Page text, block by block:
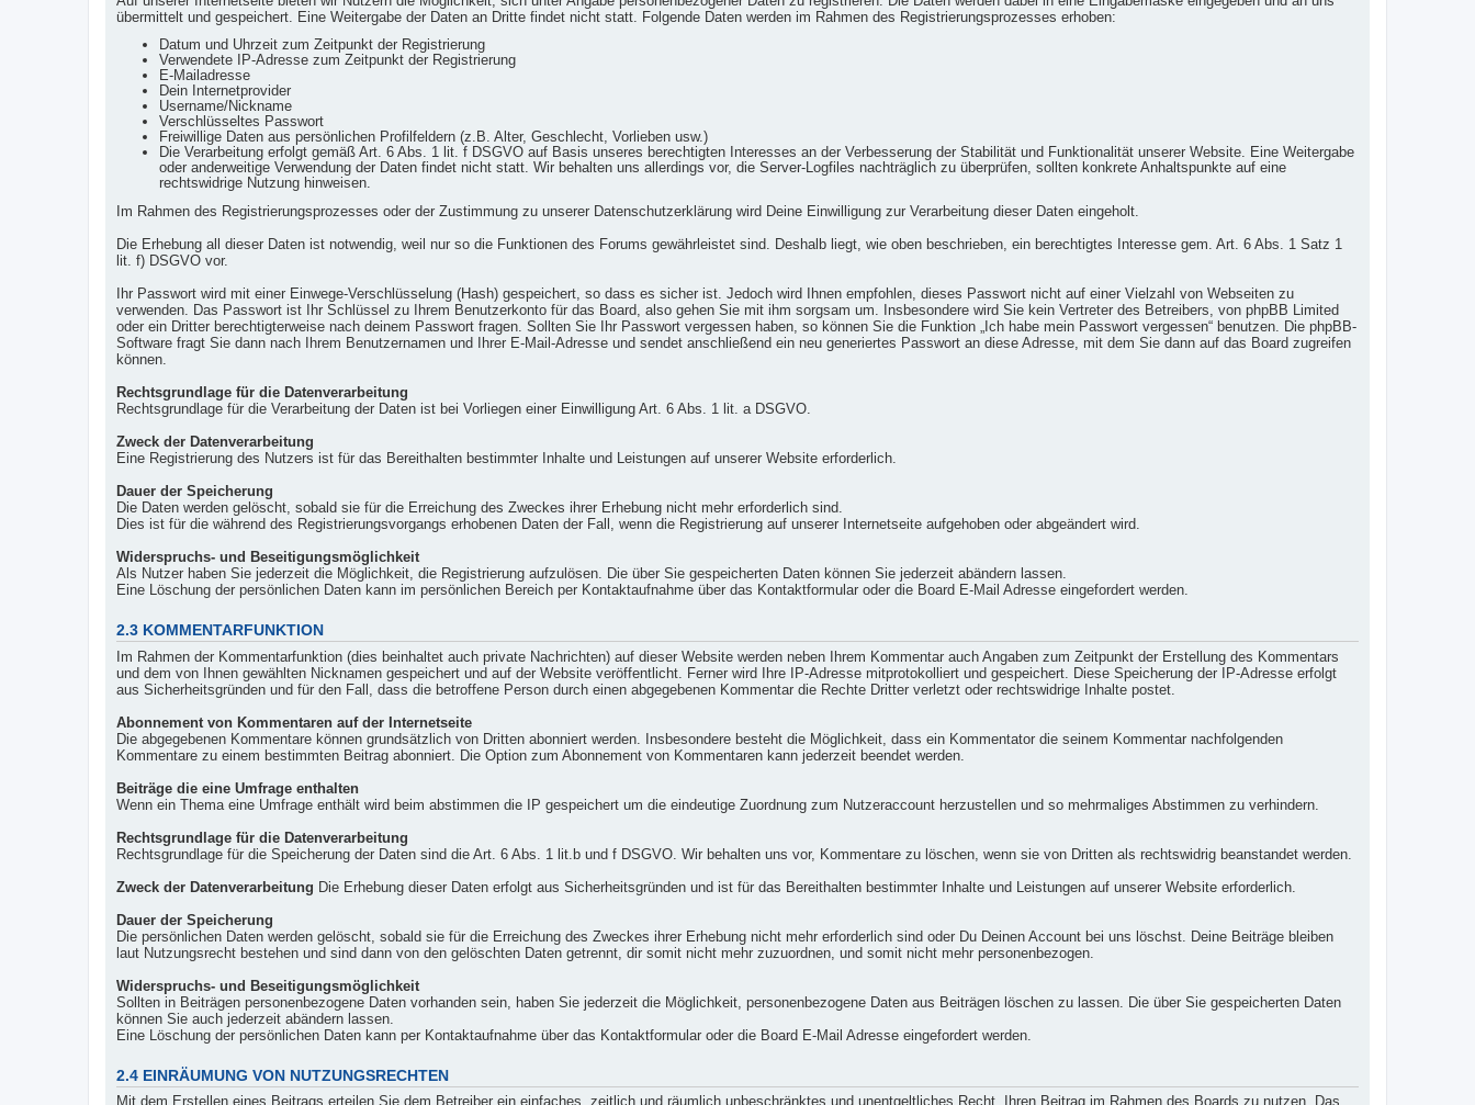
übermittelt und gespeichert. Eine Weitergabe der Daten an Dritte findet nicht statt. Folgende Daten werden im Rahmen des Registrierungsprozesses erhoben:
Datum und Uhrzeit zum Zeitpunkt der Registrierung
Verwendete IP-Adresse zum Zeitpunkt der Registrierung
E-Mailadresse
Dein Internetprovider
Username/Nickname
Verschlüsseltes Passwort
Freiwillige Daten aus persönlichen Profilfeldern (z.B. Alter, Geschlecht, Vorlieben usw.)
Die Verarbeitung erfolgt gemäß Art. 6 Abs. 1 lit. f DSGVO auf Basis unseres berechtigten Interesses an der Verbesserung der Stabilität und Funktionalität unserer Website. Eine Weitergabe
oder anderweitige Verwendung der Daten findet nicht statt. Wir behalten uns allerdings vor, die Server-Logfiles nachträglich zu überprüfen, sollten konkrete Anhaltspunkte auf eine
rechtswidrige Nutzung hinweisen.
Im Rahmen des Registrierungsprozesses oder der Zustimmung zu unserer Datenschutzerklärung wird Deine Einwilligung zur Verarbeitung dieser Daten eingeholt.
Die Erhebung all dieser Daten ist notwendig, weil nur so die Funktionen des Forums gewährleistet sind. Deshalb liegt, wie oben beschrieben, ein berechtigtes Interesse gem. Art. 6 Abs. 1 Satz 1
lit. f) DSGVO vor.
Ihr Passwort wird mit einer Einwege-Verschlüsselung (Hash) gespeichert, so dass es sicher ist. Jedoch wird Ihnen empfohlen, dieses Passwort nicht auf einer Vielzahl von Webseiten zu
verwenden. Das Passwort ist Ihr Schlüssel zu Ihrem Benutzerkonto für das Board, also gehen Sie mit ihm sorgsam um. Insbesondere wird Sie kein Vertreter des Betreibers, von phpBB Limited
oder ein Dritter berechtigterweise nach deinem Passwort fragen. Sollten Sie Ihr Passwort vergessen haben, so können Sie die Funktion „Ich habe mein Passwort vergessen“ benutzen. Die phpBB-
Software fragt Sie dann nach Ihrem Benutzernamen und Ihrer E-Mail-Adresse und sendet anschließend ein neu generiertes Passwort an diese Adresse, mit dem Sie dann auf das Board zugreifen
können.
Rechtsgrundlage für die Datenverarbeitung
Rechtsgrundlage für die Verarbeitung der Daten ist bei Vorliegen einer Einwilligung Art. 6 Abs. 1 lit. a DSGVO.
Zweck der Datenverarbeitung
Eine Registrierung des Nutzers ist für das Bereithalten bestimmter Inhalte und Leistungen auf unserer Website erforderlich.
Dauer der Speicherung
Die Daten werden gelöscht, sobald sie für die Erreichung des Zweckes ihrer Erhebung nicht mehr erforderlich sind.
Dies ist für die während des Registrierungsvorgangs erhobenen Daten der Fall, wenn die Registrierung auf unserer Internetseite aufgehoben oder abgeändert wird.
Widerspruchs- und Beseitigungsmöglichkeit
Als Nutzer haben Sie jederzeit die Möglichkeit, die Registrierung aufzulösen. Die über Sie gespeicherten Daten können Sie jederzeit abändern lassen.
Eine Löschung der persönlichen Daten kann im persönlichen Bereich per Kontaktaufnahme über das Kontaktformular oder die Board E-Mail Adresse eingefordert werden.
2.3 KOMMENTARFUNKTION
Im Rahmen der Kommentarfunktion (dies beinhaltet auch private Nachrichten) auf dieser Website werden neben Ihrem Kommentar auch Angaben zum Zeitpunkt der Erstellung des Kommentars
und dem von Ihnen gewählten Nicknamen gespeichert und auf der Website veröffentlicht. Ferner wird Ihre IP-Adresse mitprotokolliert und gespeichert. Diese Speicherung der IP-Adresse erfolgt
aus Sicherheitsgründen und für den Fall, dass die betroffene Person durch einen abgegebenen Kommentar die Rechte Dritter verletzt oder rechtswidrige Inhalte postet.
Abonnement von Kommentaren auf der Internetseite
Die abgegebenen Kommentare können grundsätzlich von Dritten abonniert werden. Insbesondere besteht die Möglichkeit, dass ein Kommentator die seinem Kommentar nachfolgenden
Kommentare zu einem bestimmten Beitrag abonniert. Die Option zum Abonnement von Kommentaren kann jederzeit beendet werden.
Beiträge die eine Umfrage enthalten
Wenn ein Thema eine Umfrage enthält wird beim abstimmen die IP gespeichert um die eindeutige Zuordnung zum Nutzeraccount herzustellen und so mehrmaliges Abstimmen zu verhindern.
Rechtsgrundlage für die Datenverarbeitung
Rechtsgrundlage für die Speicherung der Daten sind die Art. 6 Abs. 1 lit.b und f DSGVO. Wir behalten uns vor, Kommentare zu löschen, wenn sie von Dritten als rechtswidrig beanstandet werden.
Zweck der Datenverarbeitung Die Erhebung dieser Daten erfolgt aus Sicherheitsgründen und ist für das Bereithalten bestimmter Inhalte und Leistungen auf unserer Website erforderlich.
Dauer der Speicherung
Die persönlichen Daten werden gelöscht, sobald sie für die Erreichung des Zweckes ihrer Erhebung nicht mehr erforderlich sind oder Du Deinen Account bei uns löschst. Deine Beiträge bleiben
laut Nutzungsrecht bestehen und sind dann von den gelöschten Daten getrennt, dir somit nicht mehr zuzuordnen, und somit nicht mehr personenbezogen.
Widerspruchs- und Beseitigungsmöglichkeit
Sollten in Beiträgen personenbezogene Daten vorhanden sein, haben Sie jederzeit die Möglichkeit, personenbezogene Daten aus Beiträgen löschen zu lassen. Die über Sie gespeicherten Daten
können Sie auch jederzeit abändern lassen.
Eine Löschung der persönlichen Daten kann per Kontaktaufnahme über das Kontaktformular oder die Board E-Mail Adresse eingefordert werden.
2.4 EINRÄUMUNG VON NUTZUNGSRECHTEN
Mit dem Erstellen eines Beitrags erteilen Sie dem Betreiber ein einfaches, zeitlich und räumlich unbeschränktes und unentgeltliches Recht, Ihren Beitrag im Rahmen des Boards zu nutzen. Das